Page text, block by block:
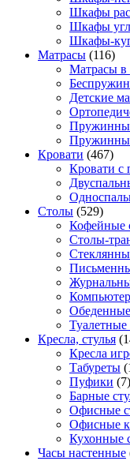
Шкафы
Шкафы
Шкафы-
Матрасы (116)
Матрасы в
Детские
Кровати (467)
Кровати с
Столы (529)
Кофейные
Столы-
Туалетные
Кресла, стулья
Кресла
Табуреты
Пуфики (7)
Барные
Офисные
Офисные
Кухонные
Часы настенные